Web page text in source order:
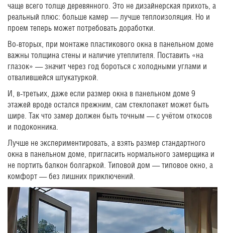
чаще всего толще деревянного. Это не дизайнерская прихоть, а
реальный плюс: больше камер — лучше теплоизоляция. Но и
проем теперь может потребовать доработки.
Во-вторых, при монтаже пластикового окна в панельном доме
важны толщина стены и наличие утеплителя. Поставить «на
глазок» — значит через год бороться с холодными углами и
отвалившейся штукатуркой.
И, в-третьих, даже если размер окна в панельном доме 9
этажей вроде остался прежним, сам стеклопакет может быть
шире. Так что замер должен быть точным — с учётом откосов
и подоконника.
Лучше не экспериментировать, а взять размер стандартного
окна в панельном доме, пригласить нормального замерщика и
не портить балкон болгаркой. Типовой дом — типовое окно, а
комфорт — без лишних приключений.